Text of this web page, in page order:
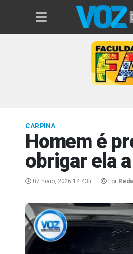
CARPINA
Homem é
obrigar ela
07 maio, 2026 14:43h Por